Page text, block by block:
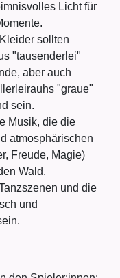
Licht für
sollten
"tausenderlei"
aber auch
"graue"
sein.
Musik, die die
atmosphärischen
Freude, Magie)
Wald.
und die
und